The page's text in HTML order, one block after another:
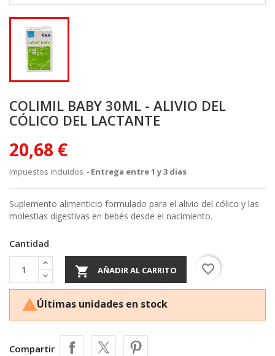
COLIMIL BABY 30ML - ALIVIO DEL
CÓLICO DEL LACTANTE
20,68 €
Impuestos incluidos Entrega entre 1 y 3 dias
Suplemento alimenticio formulado para el alivio del cólico y las
molestias digestivas en bebés desde el nacimiento.
Cantidad
 AÑADIR AL CARRITO favorite_border
Últimas unidades en stock
Compartir